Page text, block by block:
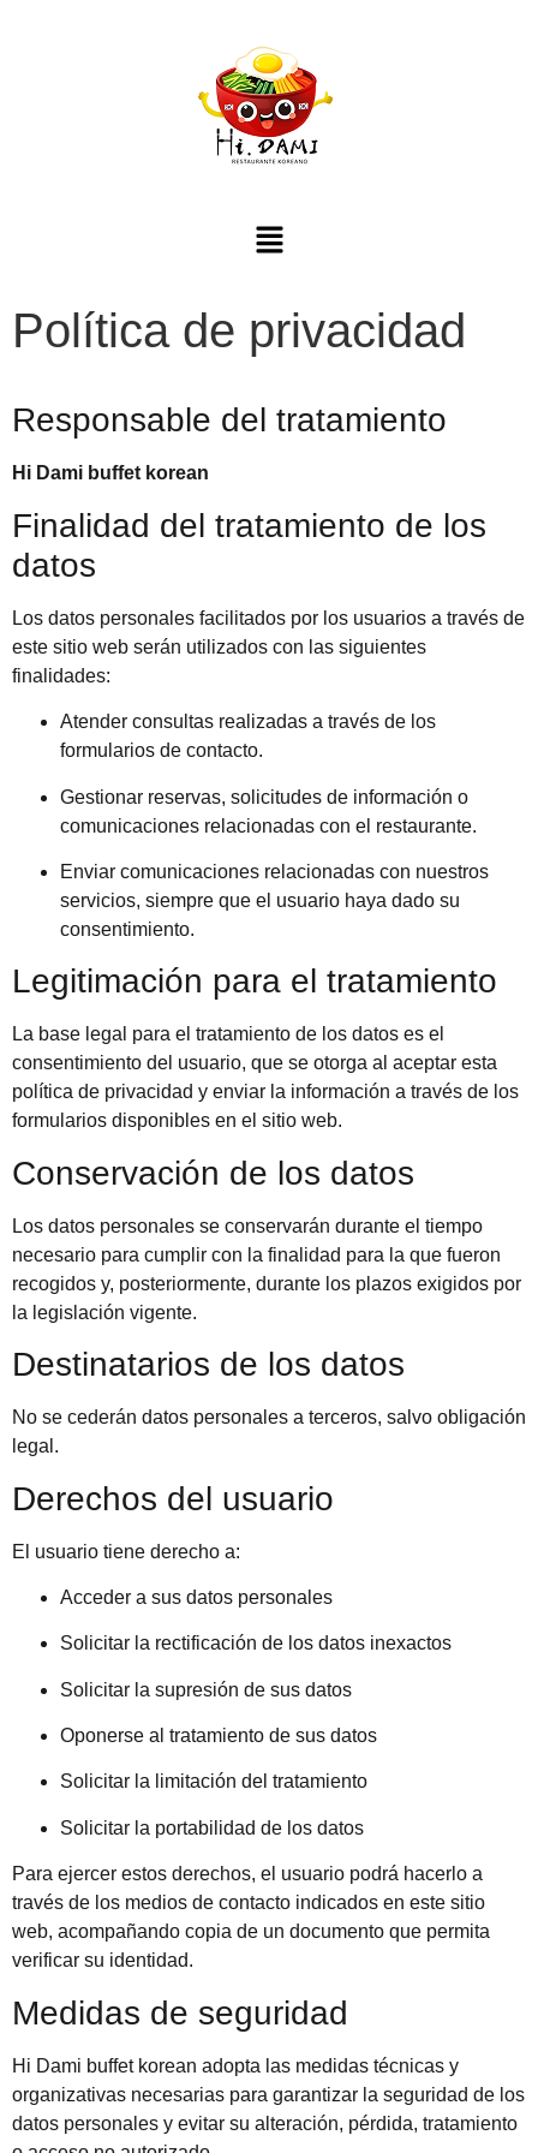
Política de privacidad
Responsable del tratamiento
Hi Dami buffet korean
Finalidad del tratamiento de los
datos
Los datos personales facilitados por los usuarios a través de
este sitio web serán utilizados con las siguientes
finalidades:
Atender consultas realizadas a través de los
formularios de contacto.
Gestionar reservas, solicitudes de información o
comunicaciones relacionadas con el restaurante.
Enviar comunicaciones relacionadas con nuestros
servicios, siempre que el usuario haya dado su
consentimiento.
Legitimación para el tratamiento
La base legal para el tratamiento de los datos es el
consentimiento del usuario, que se otorga al aceptar esta
política de privacidad y enviar la información a través de los
formularios disponibles en el sitio web.
Conservación de los datos
Los datos personales se conservarán durante el tiempo
necesario para cumplir con la finalidad para la que fueron
recogidos y, posteriormente, durante los plazos exigidos por
la legislación vigente.
Destinatarios de los datos
No se cederán datos personales a terceros, salvo obligación
legal.
Derechos del usuario
El usuario tiene derecho a:
Acceder a sus datos personales
Solicitar la rectificación de los datos inexactos
Solicitar la supresión de sus datos
Oponerse al tratamiento de sus datos
Solicitar la limitación del tratamiento
Solicitar la portabilidad de los datos
Para ejercer estos derechos, el usuario podrá hacerlo a
través de los medios de contacto indicados en este sitio
web, acompañando copia de un documento que permita
verificar su identidad.
Medidas de seguridad
Hi Dami buffet korean adopta las medidas técnicas y
organizativas necesarias para garantizar la seguridad de los
datos personales y evitar su alteración, pérdida, tratamiento